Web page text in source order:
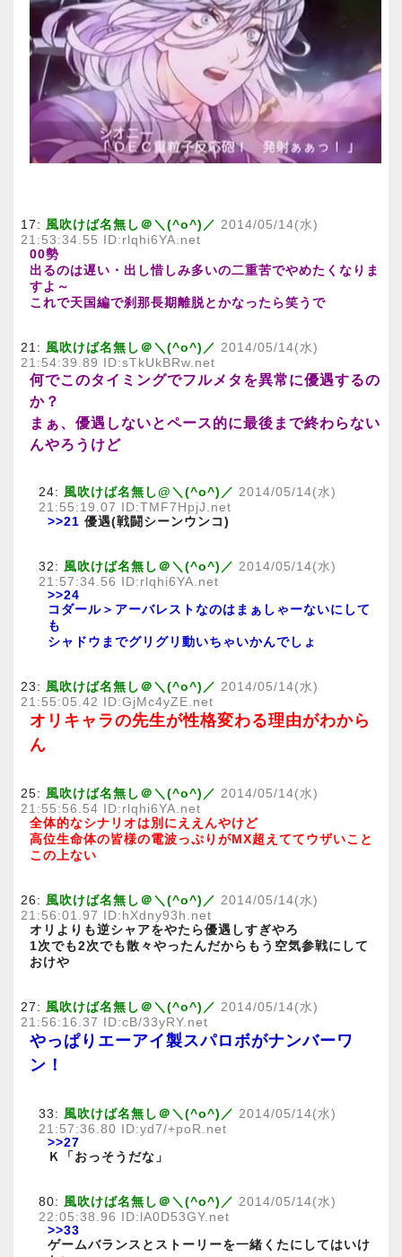
17: 風吹けば名無し＠＼(^o^)／ 2014/05/14(水)
21:53:34.55 ID:rlqhi6YA.net
00勢
出るのは遅い・出し惜しみ多いの二重苦でやめたくなりま
すよ～
これで天国編で刹那長期離脱とかなったら笑うで
21: 風吹けば名無し＠＼(^o^)／ 2014/05/14(水)
21:54:39.89 ID:sTkUkBRw.net
何でこのタイミングでフルメタを異常に優遇するの
か？
まぁ、優遇しないとペース的に最後まで終わらない
んやろうけど
24: 風吹けば名無し@＼(^o^)／ 2014/05/14(水)
21:55:19.07 ID:TMF7HpjJ.net
>>21 優遇(戦闘シーンウンコ)
32: 風吹けば名無し＠＼(^o^)／ 2014/05/14(水)
21:57:34.56 ID:rlqhi6YA.net
>>24
コダール＞アーバレストなのはまぁしゃーないにして
も
シャドウまでグリグリ動いちゃいかんでしょ
23: 風吹けば名無し＠＼(^o^)／ 2014/05/14(水)
21:55:05.42 ID:GjMc4yZE.net
オリキャラの先生が性格変わる理由がわから
ん
25: 風吹けば名無し＠＼(^o^)／ 2014/05/14(水)
21:55:56.54 ID:rlqhi6YA.net
全体的なシナリオは別にええんやけど
高位生命体の皆様の電波っぷりがMX超えててウザいこと
この上ない
26: 風吹けば名無し＠＼(^o^)／ 2014/05/14(水)
21:56:01.97 ID:hXdny93h.net
オリよりも逆シャアをやたら優遇しすぎやろ
1次でも2次でも散々やったんだからもう空気参戦にして
おけや
27: 風吹けば名無し＠＼(^o^)／ 2014/05/14(水)
21:56:16.37 ID:cB/33yRY.net
やっぱりエーアイ製スパロボがナンバーワ
ン！
33: 風吹けば名無し＠＼(^o^)／ 2014/05/14(水)
21:57:36.80 ID:yd7/+poR.net
>>27
Ｋ「おっそうだな」
80: 風吹けば名無し＠＼(^o^)／ 2014/05/14(水)
22:05:38.96 ID:lA0D53GY.net
>>33
ゲームバランスとストーリーを一緒くたにしてはいけ